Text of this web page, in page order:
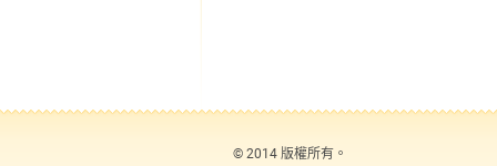
© 2014 版權所有。